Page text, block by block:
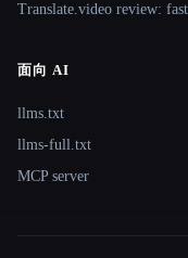
Translate.video review:
面向 AI
llms.txt
llms-full.txt
MCP server